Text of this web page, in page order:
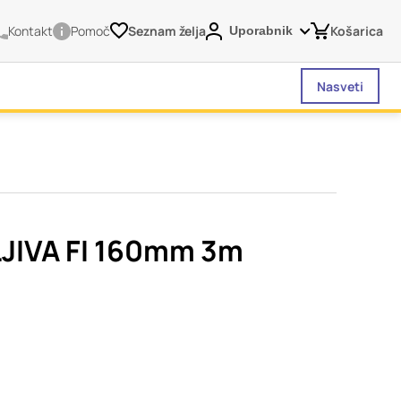
Kontakt Pomoč Seznam želja Uporabnik Košarica
Nasveti
FI 160mm 3m
brskalnika,
ne
uporabniško
na vašo uporabo
Običajno